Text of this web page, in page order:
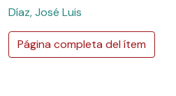
Díaz, José Luis
Página completa del ítem